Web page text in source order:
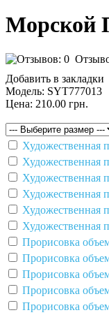
Морской
Добавить в закладки
Модель: SYT777013
Цена: 210.00 грн.
Художественная
Художественная
Художественная
Художественная
Художественная
Художественная
Прорисовка
Прорисовка
Прорисовка
Прорисовка
Прорисовка